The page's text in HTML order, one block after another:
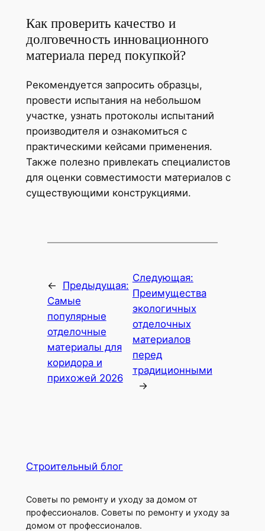
Как проверить качество и
долговечность инновационного
материала перед покупкой?
Рекомендуется запросить образцы,
провести испытания на небольшом
участке, узнать протоколы испытаний
производителя и ознакомиться с
практическими кейсами применения.
Также полезно привлекать специалистов
для оценки совместимости материалов с
существующими конструкциями.
←
Предыдущая:
Самые
популярные
отделочные
материалы для
коридора и
прихожей 2026
Следующая:
Преимущества
экологичных
отделочных
материалов
перед
традиционными
→
Строительный блог
Советы по ремонту и уходу за домом от
профессионалов. Советы по ремонту и уходу за
домом от профессионалов.